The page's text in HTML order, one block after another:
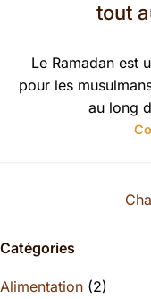
tout
Le Ramadan est
pour les
au long
Catégories
Alimentation (2)